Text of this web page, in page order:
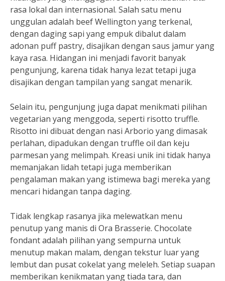
rasa lokal dan internasional. Salah satu menu
unggulan adalah beef Wellington yang terkenal,
dengan daging sapi yang empuk dibalut dalam
adonan puff pastry, disajikan dengan saus jamur yang
kaya rasa. Hidangan ini menjadi favorit banyak
pengunjung, karena tidak hanya lezat tetapi juga
disajikan dengan tampilan yang sangat menarik.
Selain itu, pengunjung juga dapat menikmati pilihan
vegetarian yang menggoda, seperti risotto truffle.
Risotto ini dibuat dengan nasi Arborio yang dimasak
perlahan, dipadukan dengan truffle oil dan keju
parmesan yang melimpah. Kreasi unik ini tidak hanya
memanjakan lidah tetapi juga memberikan
pengalaman makan yang istimewa bagi mereka yang
mencari hidangan tanpa daging.
Tidak lengkap rasanya jika melewatkan menu
penutup yang manis di Ora Brasserie. Chocolate
fondant adalah pilihan yang sempurna untuk
menutup makan malam, dengan tekstur luar yang
lembut dan pusat cokelat yang meleleh. Setiap suapan
memberikan kenikmatan yang tiada tara, dan